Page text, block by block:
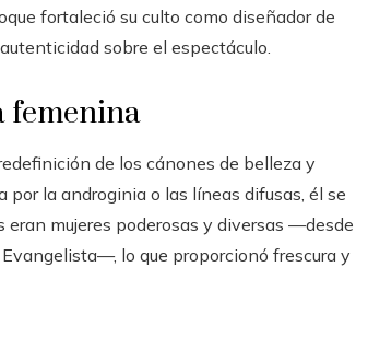
fortaleció su culto como diseñador de
sobre el espectáculo.
femenina
de los cánones de belleza y
la androginia o las líneas difusas, él se
mujeres poderosas y diversas —desde
lo que proporcionó frescura y